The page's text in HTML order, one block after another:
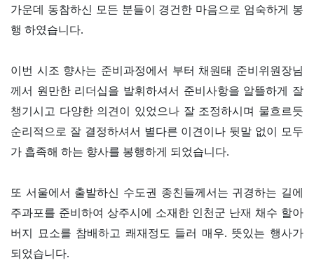
가운데 동참하신 모든 분들이 경건한 마음으로 엄숙하게 봉
행 하였습니다.
이번 시조 향사는 준비과정에서 부터 채원태 준비위원장님
께서 원만한 리더십을 발휘하셔서 준비사항을 알뜰하게 잘
챙기시고 다양한 의견이 있었으나 잘 조정하시며 물흐르듯
순리적으로 잘 결정하셔서 별다른 이견이나 뒷말 없이 모두
가 흡족해 하는 향사를 봉행하게 되었습니다.
또 서울에서 출발하신 수도권 종친들께서는 귀경하는 길에
주과포를 준비하여 상주시에 소재한 인천군 난재 채수 할아
버지 묘소를 참배하고 쾌재정도 들러 매우. 뜻있는 행사가
되었습니다.